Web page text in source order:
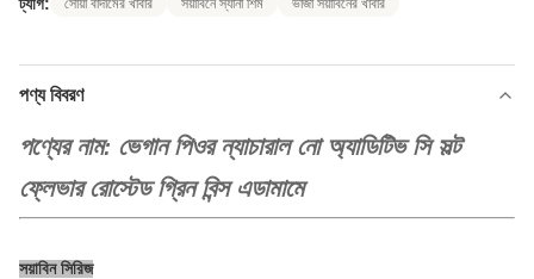
সোয়া বাদামের খাবার সয়াবিনে স্যানা শিম ভাজা সয়াবিনের খাবার
পণ্য বিবরণ
পণ্যের নাম: ভেগান পিওর ন্যাচারাল নো অ্যাডিটিভ সি সল্ট
ফ্লেভার রোস্টেড গ্রিন বিন্স এডামামে
সয়াবিন সিরিজ